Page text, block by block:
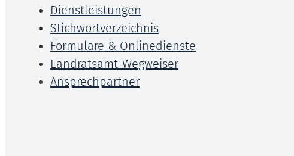
Dienstleistungen
Stichwortverzeichnis
Formulare & Onlinedienste
Landratsamt-Wegweiser
Ansprechpartner